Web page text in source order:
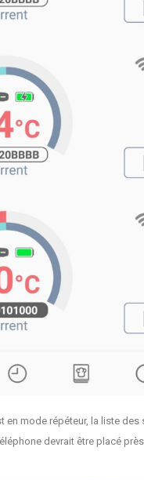
en mode répéteur, la liste
devrait être placé